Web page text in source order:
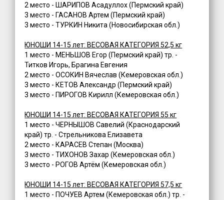
2 место - ШАРИПОВ Асадуллох (Пермский край)
3 место - ГАСАНОВ Артем (Пермский край)
3 место - ТУРКИН Никита (Новосибирская обл.)
ЮНОШИ 14-15 лет: ВЕСОВАЯ КАТЕГОРИЯ 52,5 кг
1 место - МЕНЬШОВ Егор (Пермский край) тр. -
Титков Игорь, Брагина Евгения
2 место - ОСОКИН Вячеслав (Кемеровская обл.)
3 место - КЕТОВ Александр (Пермский край)
3 место - ПИРОГОВ Кирилл (Кемеровская обл.)
ЮНОШИ 14-15 лет: ВЕСОВАЯ КАТЕГОРИЯ 55 кг
1 место - ЧЕРНЫШОВ Савелий (Краснодарский
край) тр. - Стрельникова Елизавета
2 место - КАРАСЕВ Степан (Москва)
3 место - ТИХОНОВ Захар (Кемеровская обл.)
3 место - РОГОВ Артём (Кемеровская обл.)
ЮНОШИ 14-15 лет: ВЕСОВАЯ КАТЕГОРИЯ 57,5 кг
1 место - ПОЧУЕВ Артем (Кемеровская обл.) тр. -